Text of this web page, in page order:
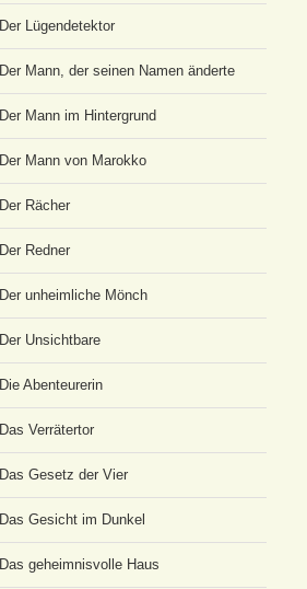
Der Lügendetektor
Der Mann, der seinen Namen änderte
Der Mann im Hintergrund
Der Mann von Marokko
Der Rächer
Der Redner
Der unheimliche Mönch
Der Unsichtbare
Die Abenteurerin
Das Verrätertor
Das Gesetz der Vier
Das Gesicht im Dunkel
Das geheimnisvolle Haus